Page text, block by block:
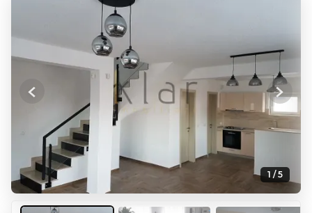
1 / 5
Previous Next